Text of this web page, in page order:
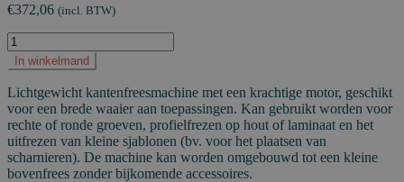
€372,06 (incl. BTW)
Kantenfreesmachine
FR192VG
aantal
In winkelmand
Lichtgewicht kantenfreesmachine met een krachtige motor, geschikt
voor een brede waaier aan toepassingen. Kan gebruikt worden voor
rechte of ronde groeven, profielfrezen op hout of laminaat en het
uitfrezen van kleine sjablonen (bv. voor het plaatsen van
scharnieren). De machine kan worden omgebouwd tot een kleine
bovenfrees zonder bijkomende accessoires.